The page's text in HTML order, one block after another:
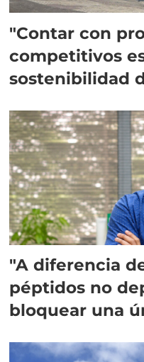
"Contar con
competitivos
sostenibilidad
"A diferencia
péptidos no
bloquear una